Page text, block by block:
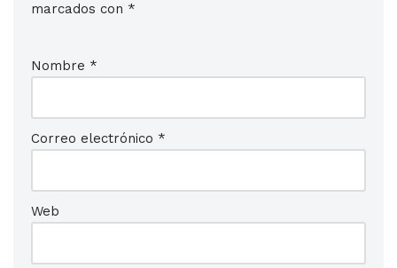
marcados con *
Nombre *
Correo electrónico *
Web